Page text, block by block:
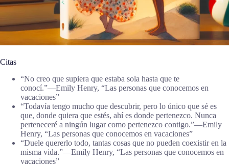
Citas
“No creo que supiera que estaba sola hasta que te
conocí.”―Emily Henry, “Las personas que conocemos en
vacaciones”
“Todavía tengo mucho que descubrir, pero lo único que sé es
que, donde quiera que estés, ahí es donde pertenezco. Nunca
perteneceré a ningún lugar como pertenezco contigo.”―Emily
Henry, “Las personas que conocemos en vacaciones”
“Duele quererlo todo, tantas cosas que no pueden coexistir en la
misma vida.”―Emily Henry, “Las personas que conocemos en
vacaciones”